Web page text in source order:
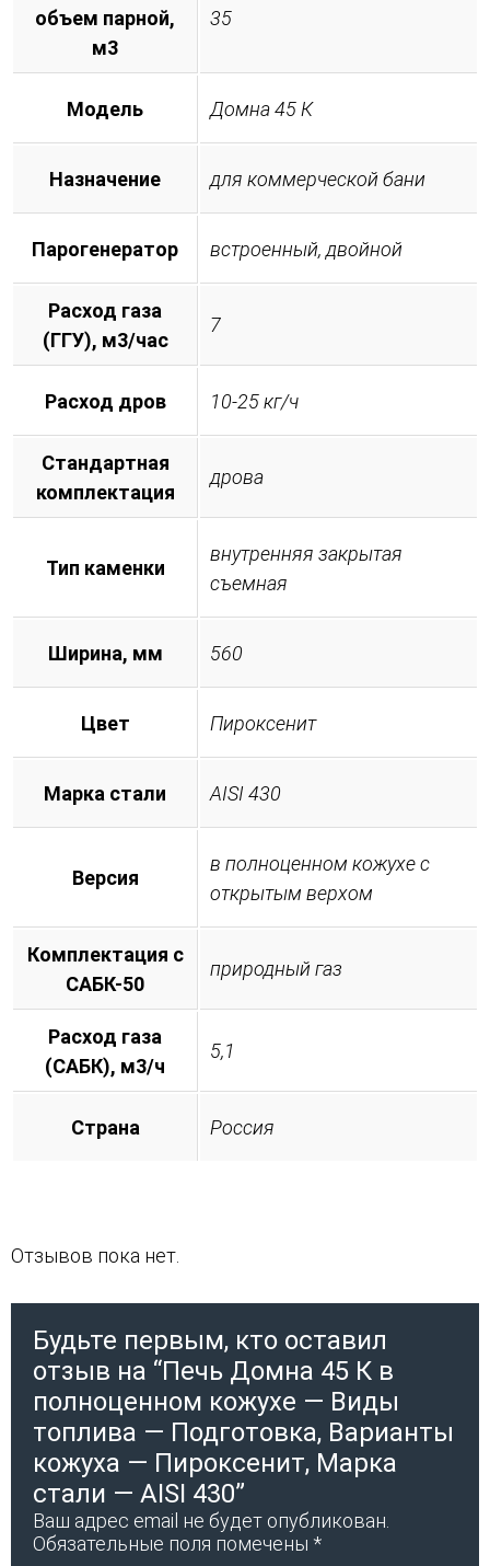
объем парной,
м3
35
Модель Домна 45 К
Назначение для коммерческой бани
Парогенератор встроенный, двойной
Расход газа
(ГГУ), м3/час
7
Расход дров 10-25 кг/ч
Стандартная
комплектация
дрова
Тип каменки
внутренняя закрытая
съемная
Ширина, мм 560
Цвет Пироксенит
Марка стали AISI 430
Версия
в полноценном кожухе с
открытым верхом
Комплектация с
САБК-50
природный газ
Расход газа
(САБК), м3/ч
5,1
Страна Россия
Отзывов пока нет.
Будьте первым, кто оставил
отзыв на “Печь Домна 45 К в
полноценном кожухе — Виды
топлива — Подготовка, Варианты
кожуха — Пироксенит, Марка
стали — AISI 430”
Ваш адрес email не будет опубликован.
Обязательные поля помечены *